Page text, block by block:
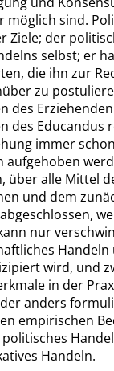
möglich sind.
Ziele; der
selbst; er
die ihn zur
zu
des
des Educandus
immer
aufgehoben
über alle Mittel
und dem
nur
wird, und
in der
anders
empirischen
Handeln.